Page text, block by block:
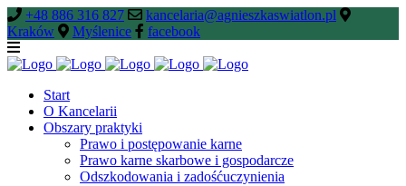
+48 886 316 827
kancelaria@agnieszkaswiatlon.pl
Kraków
Myślenice facebook
Start
O Kancelarii
Obszary praktyki
Prawo i postępowanie karne
Prawo karne skarbowe i gospodarcze
Odszkodowania i zadośćuczynienia